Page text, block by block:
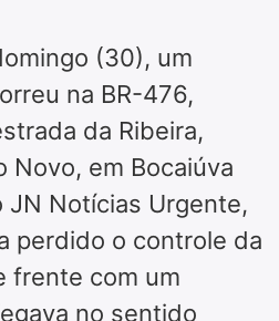
(30), um
na BR-476,
da Ribeira,
Novo, em Bocaiúva
JN Notícias Urgente,
perdido o controle da
frente com um
no sentido